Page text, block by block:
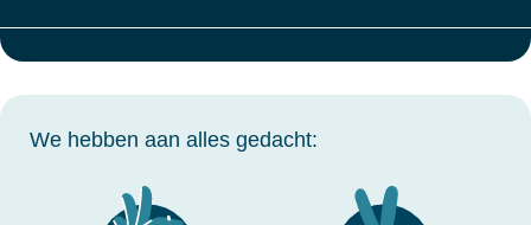
We hebben aan alles gedacht: